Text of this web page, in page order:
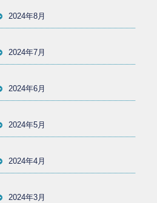
2024年8月
2024年7月
2024年6月
2024年5月
2024年4月
2024年3月